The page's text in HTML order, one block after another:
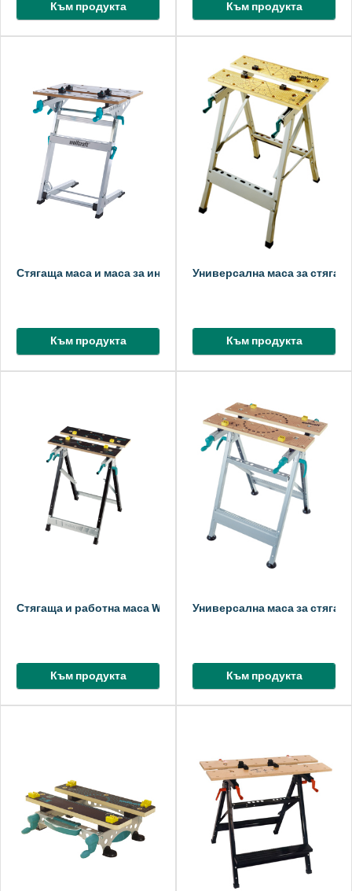
Към продукта Към продукта
Стягаща маса и маса за инструменти MASTER 700
Към продукта
Универсална маса за
Към продукта
Стягаща и работна маса WORKBENCH 150
Към продукта
Универсална маса за
Към продукта